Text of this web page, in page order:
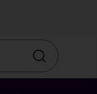
Otsin